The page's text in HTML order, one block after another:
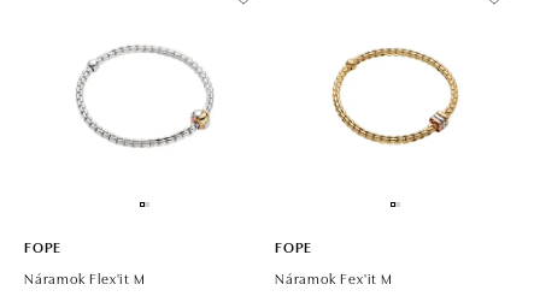
FOPE
Náramok Flex'it M
FOPE
Náramok Fex'it M